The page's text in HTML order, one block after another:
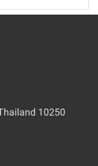
10250